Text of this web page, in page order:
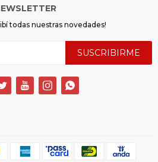
todas nuestras novedades!
SUSCRIBIRME
  